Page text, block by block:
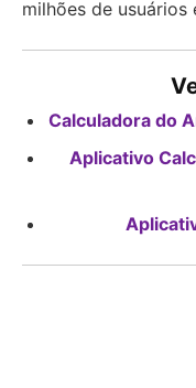
milhões de
Calculadora do
Aplicativo